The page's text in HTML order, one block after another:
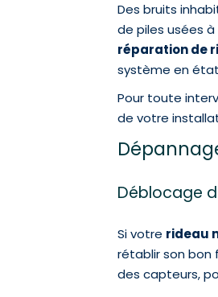
Des bruits
de piles usées
réparation de
système en
Pour toute
de votre
Déblocage
Si votre rideau
rétablir son bon
des capteurs,